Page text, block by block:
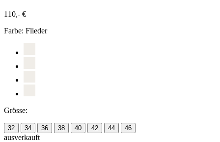
110,- €
Farbe: Flieder
Grösse:
32 34 36 38 40 42 44 46
ausverkauft